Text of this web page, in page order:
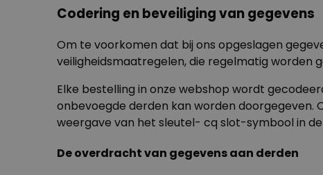
Codering en beveiliging van gegevens
Om te voorkomen dat bij ons opgeslagen
veiligheidsmaatregelen, die regelmatig worden
Elke bestelling in onze webshop wordt
onbevoegde derden kan worden doorgegeven.
weergave van het sleutel- cq slot-symbool in
De overdracht van gegevens aan derden